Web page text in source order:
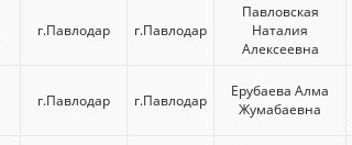
г.Павлодар г.Павлодар
Павловская
Наталия
Алексеевна
г.Павлодар г.Павлодар
Ерубаева Алма
Жумабаевна